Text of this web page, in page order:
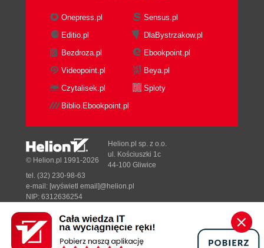
Onepress.pl
Sensus.pl
Editio.pl
DlaBystrzakow.pl
Bezdroza.pl
Ebookpoint.pl
Videopoint.pl
Beya.pl
Czytalisek.pl
Sploty
Biblio.Ebookpoint.pl
Designed with ♥ byTonik.pl
© Helion.pl 1991-2026
Helion.pl sp. z o.o.
ul. Kościuszki 1c
44-100 Gliwice
tel. (32) 230-98-63
e-mail: [wyświetl email]@helion.pl
NIP: 6312636254